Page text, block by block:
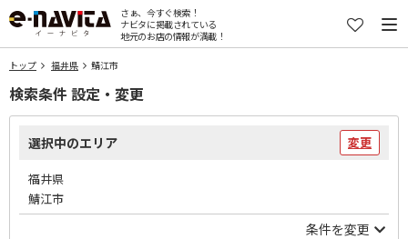
さぁ、今すぐ検索！
ナビタに掲載されている
地元のお店の情報が満載！
トップ 福井県 鯖江市
検索条件 設定・変更
選択中のエリア 変更
福井県
鯖江市
条件を変更